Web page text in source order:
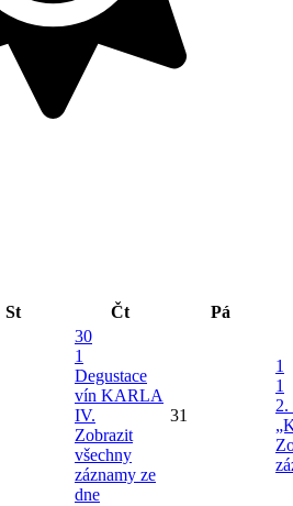
St Čt Pá
30
1
Degustace
vín KARLA
IV.
Zobrazit
všechny
záznamy ze
dne
31
1
1
2.